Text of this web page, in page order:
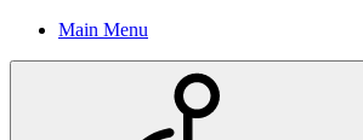
Main Menu